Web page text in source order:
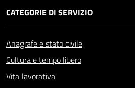
CATEGORIE DI SERVIZIO
Anagrafe e stato civile
Cultura e tempo libero
Vita lavorativa